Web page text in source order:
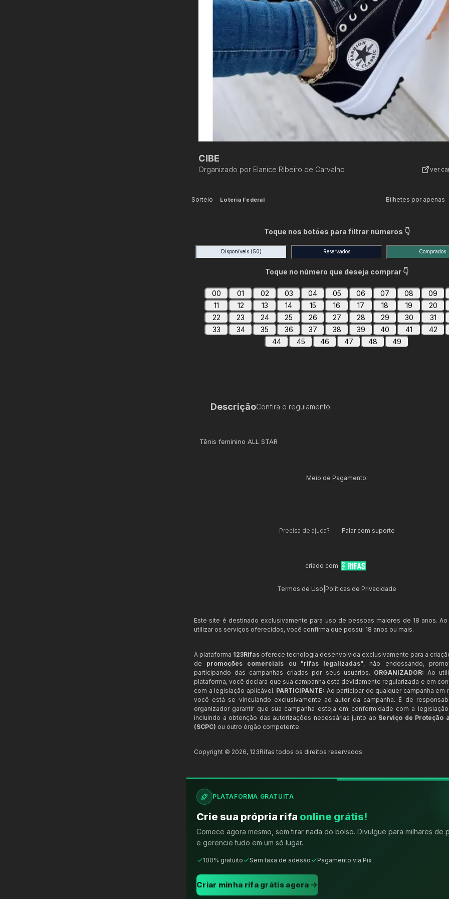
CIBE
Organizado por Elanice Ribeiro de Carvalho ver
Sorteio Loteria Federal Bilhetes por apenas
Toque nos botões para filtrar números 👇
Disponíveis (50) Reservados Comprados
Toque no número que deseja comprar 👇
00 01 02 03 04 05 06 07 08 09
11
12 13 14 15 16 17 18 19 20
22
23 24 25 26 27 28 29 30 31
33
34 35 36 37 38 39 40 41 42
44
45 46 47 48 49
DescriçãoConfira o regulamento.
Tênis feminino ALL STAR
Meio de Pagamento:
Precisa de ajuda? Falar com suporte
criado com
Termos de Uso Políticas de Privacidade
Este site é destinado exclusivamente para uso de pessoas maiores de 18 anos.
utilizar os serviços oferecidos, você confirma que possui 18 anos ou mais.
A plataforma 123Rifas oferece tecnologia desenvolvida exclusivamente para a
de promoções comerciais ou "rifas legalizadas", não endossando,
participando das campanhas criadas por seus usuários. ORGANIZADOR: Ao
plataforma, você declara que sua campanha está devidamente regularizada e em
com a legislação aplicável. PARTICIPANTE: Ao participar de qualquer campanha em
você está se vinculando exclusivamente ao autor da campanha. É de
organizador garantir que sua campanha esteja em conformidade com a
incluindo a obtenção das autorizações necessárias junto ao Serviço de Proteção
(SCPC) ou outro órgão competente.
Copyright © 2026, 123Rifas todos os direitos reservados.
PLATAFORMA GRATUITA
Crie sua própria rifa online grátis!
Comece agora mesmo, sem tirar nada do bolso. Divulgue para milhares de
e gerencie tudo em um só lugar.
100% gratuito Sem taxa de adesão Pagamento via Pix
Criar minha rifa grátis agora